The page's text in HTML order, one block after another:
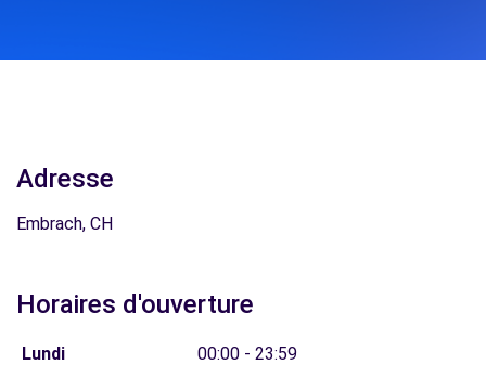
Adresse
Embrach, CH
Horaires d'ouverture
Lundi
00:00 - 23:59